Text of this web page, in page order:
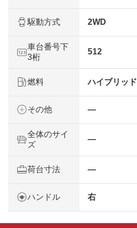
駆動方式 2WD
車台番号下
3桁
512
燃料 ハイブリッド
その他 ―
全体のサイ
ズ
―
荷台寸法 ―
ハンドル 右